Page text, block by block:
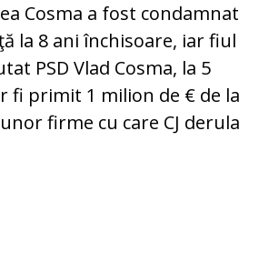
Cosma a fost condamnat
la 8 ani închisoare, iar fiul
PSD Vlad Cosma, la 5
fi primit 1 milion de € de la
firme cu care CJ derula